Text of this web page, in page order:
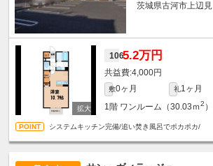
茨城県古河市上辺見
1065.2万円
4,000円
敷0ヶ月 礼1ヶ月
1階 ワンルーム（30.03ｍ2 ）
システムキッチン完備/追い焚き風呂でポカポカ/